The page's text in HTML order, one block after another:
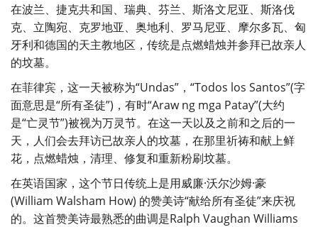
在波兰、捷克共和国、瑞典、芬兰、斯洛文尼亚、斯洛伐
克、立陶宛、克罗地亚、奥地利、罗马尼亚、摩尔多瓦、匈
牙利和德国的天主教地区，传统是点燃蜡烛并参拜已故亲人
的坟墓。
在菲律宾，这一天被称为“Undas”，“Todos los Santos”(字
面意思是“所有圣徒”)，有时“Araw ng mga Patay”(大约
是“亡灵节”)被视为万灵节。在这一天以及之前和之后的一
天，人们会去拜访已故亲人的坟墓，在那里祈祷和献上鲜
花，点燃蜡烛，清理、修复和重新粉刷坟墓。
在英语国家，这个节日传统上是用威廉·沃尔沙姆·豪
(William Walsham How) 的赞美诗“献给所有圣徒”来庆祝
的。这首赞美诗最熟悉的曲调是Ralph Vaughan Williams